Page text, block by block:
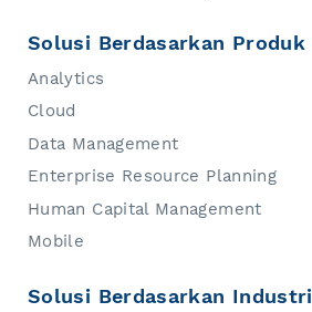
Solusi Berdasarkan Produk
Analytics
Cloud
Data Management
Enterprise Resource Planning
Human Capital Management
Mobile
Solusi Berdasarkan Industri